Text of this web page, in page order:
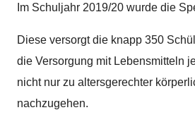
Im Schuljahr 2019/20 wurde die
Diese versorgt die knapp 350
die Versorgung mit Lebensmitteln
nicht nur zu altersgerechter
nachzugehen.